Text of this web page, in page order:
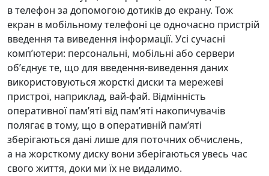
в телефон за допомогою дотиків до екрану. Тож
екран в мобільному телефоні це одночасно пристрій
введення та виведення інформації. Усі сучасні
компʼютери: персональні, мобільні або сервери
обʼєднує те, що для введення-виведення даних
використовуються жорсткі диски та мережеві
пристрої, наприклад, вай-фай. Відмінність
оперативної памʼяті від памʼяті накопичувачів
полягає в тому, що в оперативній памʼяті
зберігаються дані лише для поточних обчислень,
а на жорсткому диску вони зберігаються увесь час
свого життя, доки ми їх не видалимо.